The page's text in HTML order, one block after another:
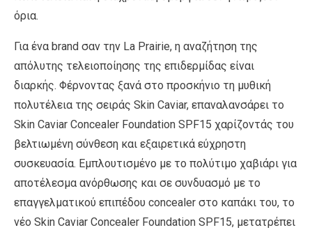
όρια.
Για ένα brand σαν την La Prairie, η αναζήτηση της
απόλυτης τελειοποίησης της επιδερμίδας είναι
διαρκής. Φέρνοντας ξανά στο προσκήνιο τη μυθική
πολυτέλεια της σειράς Skin Caviar, επαναλανσάρει το
Skin Caviar Concealer Foundation SPF15 χαρίζοντάς του
βελτιωμένη σύνθεση και εξαιρετικά εύχρηστη
συσκευασία. Εμπλουτισμένο με το πολύτιμο χαβιάρι για
αποτέλεσμα ανόρθωσης και σε συνδυασμό με το
επαγγελματικού επιπέδου concealer στο καπάκι του, το
νέο Skin Caviar Concealer Foundation SPF15, μετατρέπει